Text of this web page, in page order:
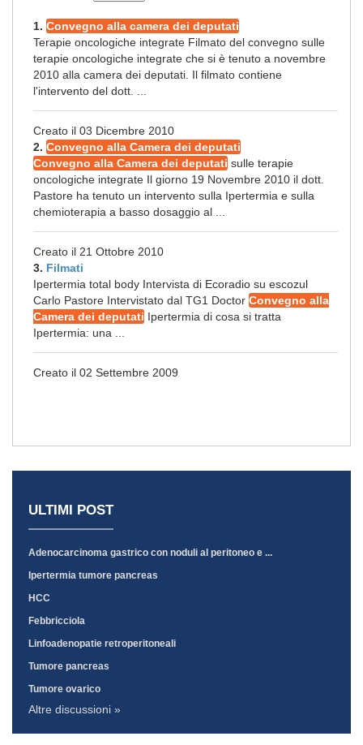
1. Convegno alla camera dei deputati
Terapie oncologiche integrate Filmato del convegno sulle
terapie oncologiche integrate che si è tenuto a novembre
2010 alla camera dei deputati. Il filmato contiene
l'intervento del dott. ...
Creato il 03 Dicembre 2010
2. Convegno alla Camera dei deputati
Convegno alla Camera dei deputati sulle terapie
oncologiche integrate Il giorno 19 Novembre 2010 il dott.
Pastore ha tenuto un intervento sulla Ipertermia e sulla
chemioterapia a basso dosaggio al ...
Creato il 21 Ottobre 2010
3. Filmati
Ipertermia total body Intervista di Ecoradio su escozul
Carlo Pastore Intervistato dal TG1 Doctor Convegno alla
Camera dei deputati Ipertermia di cosa si tratta
Ipertermia: una ...
Creato il 02 Settembre 2009
ULTIMI POST
Adenocarcinoma gastrico con noduli al peritoneo e ...
Ipertermia tumore pancreas
HCC
Febbricciola
Linfoadenopatie retroperitoneali
Tumore pancreas
Tumore ovarico
Altre discussioni »